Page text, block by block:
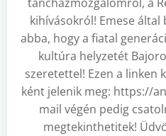
kihívásokról! Emese
abba, hogy a fiatal
kultúra helyzetét
szeretettel! Ezen a linken
ként jelenik meg: https://
mail végén pedig
megtekinthetitek!